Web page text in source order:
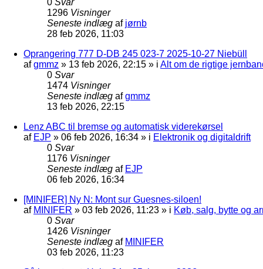
1296 Visninger
Seneste indlæg af jørnb
28 feb 2026, 11:03
Oprangering 777 D-DB 245 023-7 2025-10-27 Niebüll
afgmmz » 13 feb 2026, 22:15 » i Alt om de rigtige
0 Svar
1474 Visninger
Seneste indlæg afgmmz
13 feb 2026, 22:15
Lenz ABC til bremse og automatisk viderekørsel
af EJP » 06 feb 2026, 16:34 » i Elektronik og digitaldrift
0 Svar
1176 Visninger
Seneste indlæg af EJP
06 feb 2026, 16:34
[MINIFER] Ny N: Mont sur Guesnes-siloen!
af MINIFER » 03 feb 2026, 11:23 » i Køb, salg, bytte og
0 Svar
1426 Visninger
Seneste indlæg af MINIFER
03 feb 2026, 11:23